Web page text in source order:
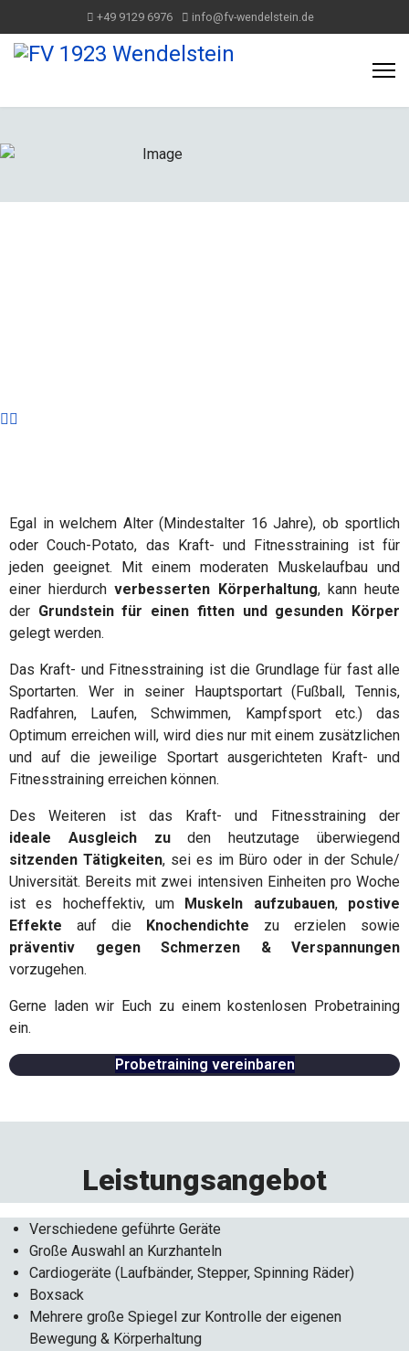
+49 9129 6976 info@fv-wendelstein.de
Egal in welchem Alter (Mindestalter 16 Jahre), ob sportlich
oder Couch-Potato, das Kraft- und Fitnesstraining ist für
jeden geeignet. Mit einem moderaten Muskelaufbau und
einer hierdurchverbesserten Körperhaltung, kann heute
der Grundstein für einen fitten und gesunden Körper
gelegt werden.
Das Kraft- und Fitnesstraining ist die Grundlage für fast alle
Sportarten. Wer in seiner Hauptsportart (Fußball, Tennis,
Radfahren, Laufen, Schwimmen, Kampfsport etc.) das
Optimum erreichen will, wird dies nur mit einem zusätzlichen
und auf die jeweilige Sportart ausgerichteten Kraft- und
Fitnesstraining erreichen können.
Des Weiteren ist das Kraft- und Fitnesstraining der
ideale
Ausgleich zuden heutzutage überwiegend
sitzenden Tätigkeiten, sei es im Büro oder in der Schule/
Universität. Bereits mit zwei intensiven Einheiten pro Woche
ist es hocheffektiv, um Muskeln aufzubauen, postive
Effekte auf die Knochendichte zu erzielen sowie
präventiv gegen Schmerzen & Verspannungen
vorzugehen.
Gerne laden wir Euch zu einem kostenlosen Probetraining
ein.
Probetraining vereinbaren
Leistungsangebot
Verschiedene geführte Geräte
Große Auswahl an Kurzhanteln
Cardiogeräte (Laufbänder, Stepper, Spinning Räder)
Boxsack
Mehrere große Spiegel zur Kontrolle der eigenen
Bewegung & Körperhaltung